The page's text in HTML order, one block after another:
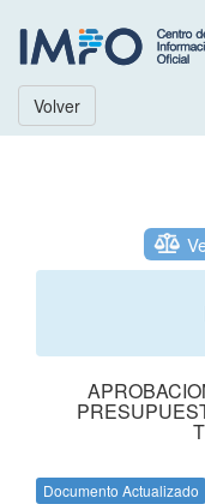
Volver
Documento Actualizado